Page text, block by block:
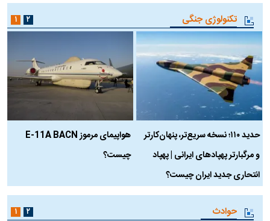
تکنولوژی جنگی
حدید ۱۱۰؛ نسخه سریع‌تر، پنهان‌کارتر
و مرگبارتر پهپادهای ایرانی | پهپاد
انتحاری جدید ایران چیست؟
هواپیمای مرموز E-11A BACN
چیست؟
۱ ۲
حوادث ۱ ۲